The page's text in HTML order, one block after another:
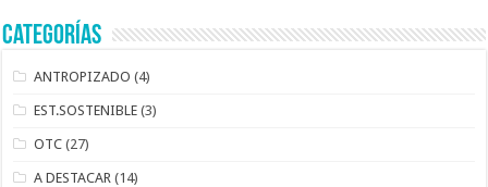
Categorías
ANTROPIZADO (4)
EST.SOSTENIBLE (3)
OTC (27)
A DESTACAR (14)